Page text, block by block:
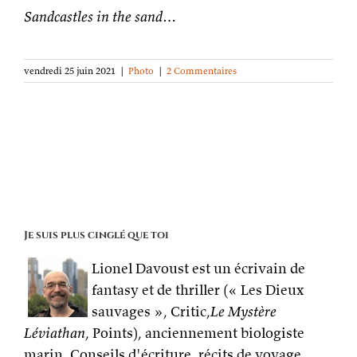
Sandcastles in the sand…
vendredi 25 juin 2021 | Photo | 2 Commentaires
Je suis plus cinglé que toi
Lionel Davoust est un écrivain de
fantasy et de thriller (« Les Dieux
sauvages », Critic,Le Mystère
Léviathan, Points), anciennement biologiste